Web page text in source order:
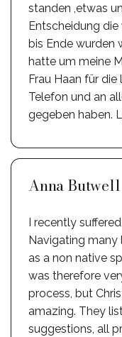
standen ,etwas
Entscheidung die
bis Ende wurden
hatte um meine
Frau Haan für
Telefon und an
gegeben haben.
Anna Butwell
I recently
Navigating many
as a non native
was therefore
process, but
amazing. They
suggestions, all